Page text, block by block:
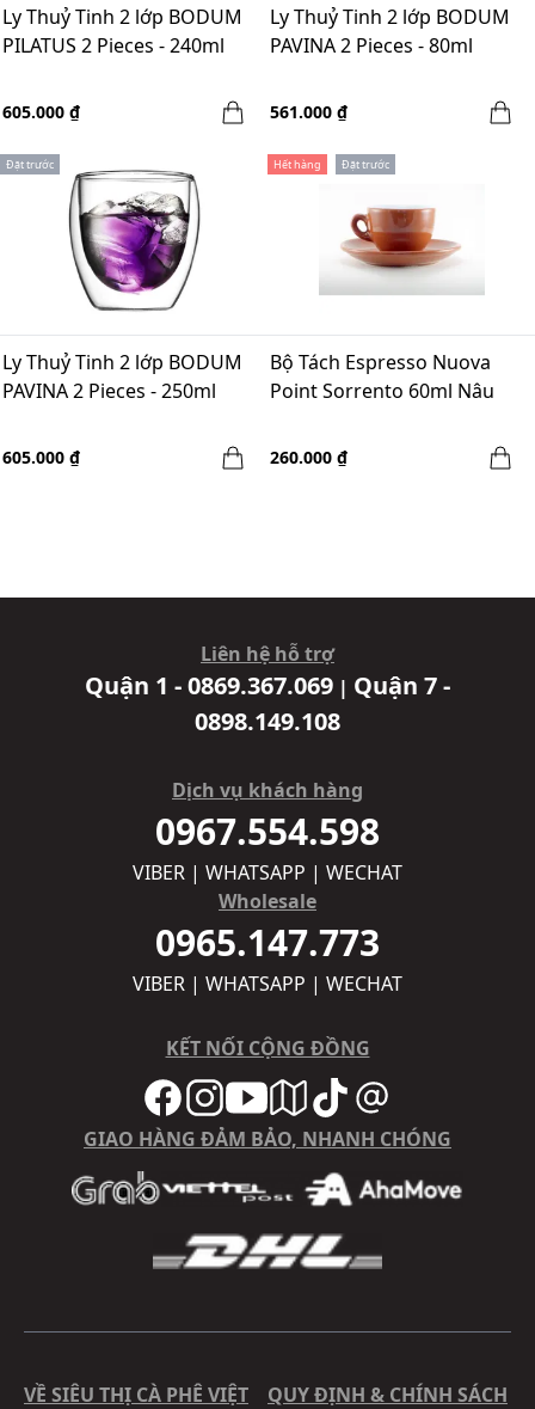
Ly Thuỷ Tinh 2 lớp BODUM
PILATUS 2 Pieces - 240ml
605.000 ₫
Ly Thuỷ Tinh 2 lớp BODUM
PAVINA 2 Pieces - 80ml
561.000 ₫
Đặt trước
Ly Thuỷ Tinh 2 lớp BODUM
PAVINA 2 Pieces - 250ml
605.000 ₫
Hết hàng Đặt trước
Bộ Tách Espresso Nuova
Point Sorrento 60ml Nâu
260.000 ₫
Liên hệ hỗ trợ
Quận 1 - 0869.367.069 | Quận 7 -
0898.149.108
Dịch vụ khách hàng
0967.554.598
VIBER | WHATSAPP | WECHAT
Wholesale
0965.147.773
VIBER | WHATSAPP | WECHAT
KẾT NỐI CỘNG ĐỒNG
GIAO HÀNG ĐẢM BẢO, NHANH CHÓNG
VỀ SIÊU THỊ CÀ PHÊ VIỆT
QUY ĐỊNH & CHÍNH SÁCH